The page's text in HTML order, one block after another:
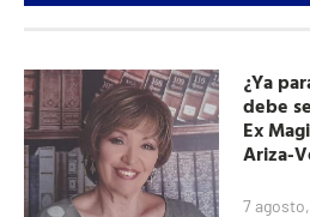
¿Ya
debe
Ex
Ariza-
7